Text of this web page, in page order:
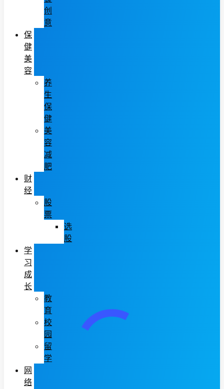
创
意
保
健
美
容
养
生
保
健
美
容
减
肥
财
经
股
票
选
股
学
习
成
长
教
育
校
园
留
学
网
络